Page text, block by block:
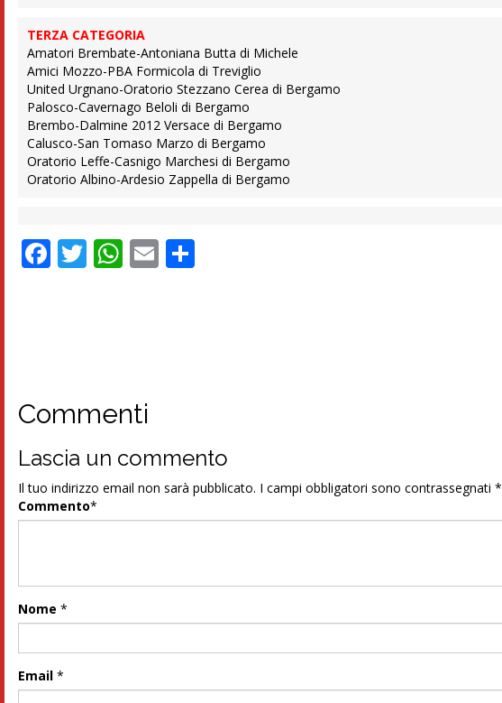
TERZA CATEGORIA
Amatori Brembate-Antoniana Butta di Michele
Amici Mozzo-PBA Formicola di Treviglio
United Urgnano-Oratorio Stezzano Cerea di Bergamo
Palosco-Cavernago Beloli di Bergamo
Brembo-Dalmine 2012 Versace di Bergamo
Calusco-San Tomaso Marzo di Bergamo
Oratorio Leffe-Casnigo Marchesi di Bergamo
Oratorio Albino-Ardesio Zappella di Bergamo
Facebook
Twitter
WhatsApp
Email
Commenti
Lascia un commento
Il tuo indirizzo email non sarà pubblicato. I campi obbligatori sono contrassegnati*
Commento*
Nome *
Email *